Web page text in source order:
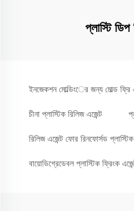
প্লাস্টি
ইনজেকশন মোল্ডিংের জন্য মোল্ড ফ্রি
চীনা প্লাস্টিক রিলিজ এজেন্ট
রিলিজ এজেন্ট ফোর রিনফোর্সড প্লাস্টিক
বায়োডিগ্রেডেবল প্লাস্টিক ফ্রিংক